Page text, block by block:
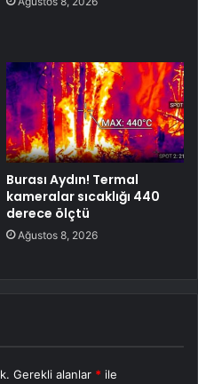
Burası Aydın! Termal
kameralar sıcaklığı 440
derece ölçtü
Ağustos 8, 2026
Gerekli alanlar * ile